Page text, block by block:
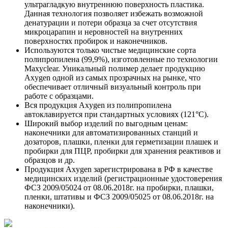
ультрагладкую внутреннюю поверхность пластика.
Данная технология позволяет избежать возможной
денатурации и потери образца за счет отсутствия
микроцарапин и неровностей на внутренних
поверхностях пробирок и наконечников.
Используются только чистые медицинские сорта
полипропилена (99,9%), изготовленные по технологии
Maxyclear. Уникальный полимер делает продукцию
Axygen одной из самых прозрачных на рынке, что
обеспечивает отличный визуальный контроль при
работе с образцами.
Вся продукция Axygen из полипропилена
автоклавируется при стандартных условиях (121°С).
Широкий выбор изделий по выгодным ценам:
наконечники для автоматизированных станций и
дозаторов, плашки, пленки для герметизации плашек и
пробирки для ПЦР, пробирки для хранения реактивов и
образцов и др.
Продукция Axygen зарегистрирована в РФ в качестве
медицинских изделий (регистрационные удостоверения
ФСЗ 2009/05024 от 08.06.2018г. на пробирки, плашки,
пленки, штативы и ФСЗ 2009/05025 от 08.06.2018г. на
наконечники).